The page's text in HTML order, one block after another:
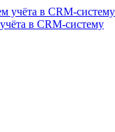
в CRM-систему